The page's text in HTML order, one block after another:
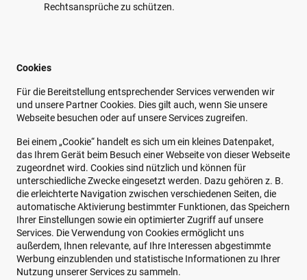
Rechtsansprüche zu schützen.
Cookies
Für die Bereitstellung entsprechender Services verwenden wir
und unsere Partner Cookies. Dies gilt auch, wenn Sie unsere
Webseite besuchen oder auf unsere Services zugreifen.
Bei einem „Cookie“ handelt es sich um ein kleines Datenpaket,
das Ihrem Gerät beim Besuch einer Webseite von dieser Webseite
zugeordnet wird. Cookies sind nützlich und können für
unterschiedliche Zwecke eingesetzt werden. Dazu gehören z. B.
die erleichterte Navigation zwischen verschiedenen Seiten, die
automatische Aktivierung bestimmter Funktionen, das Speichern
Ihrer Einstellungen sowie ein optimierter Zugriff auf unsere
Services. Die Verwendung von Cookies ermöglicht uns
außerdem, Ihnen relevante, auf Ihre Interessen abgestimmte
Werbung einzublenden und statistische Informationen zu Ihrer
Nutzung unserer Services zu sammeln.